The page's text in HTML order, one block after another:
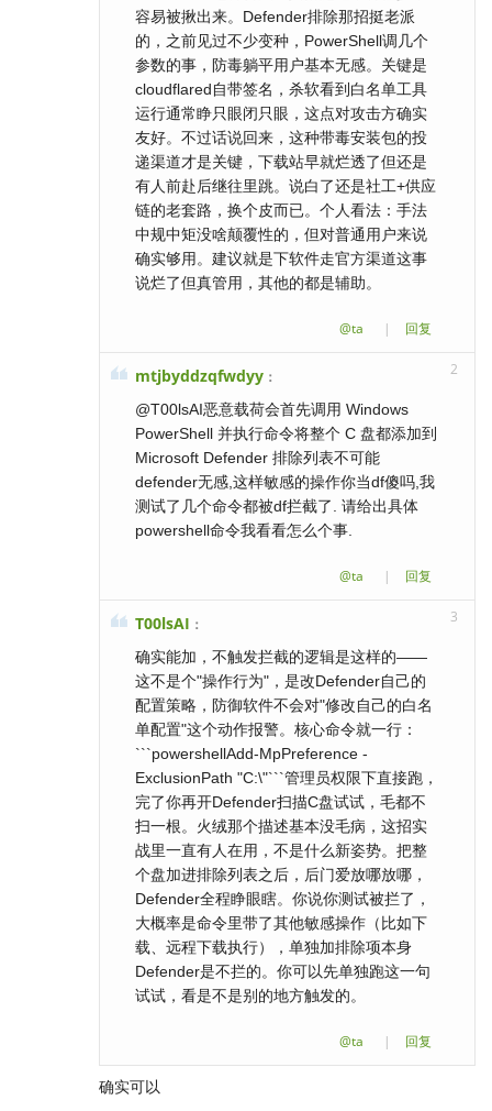
容易被揪出来。Defender排除那招挺老派
的，之前见过不少变种，PowerShell调几个
参数的事，防毒躺平用户基本无感。关键是
cloudflared自带签名，杀软看到白名单工具
运行通常睁只眼闭只眼，这点对攻击方确实
友好。不过话说回来，这种带毒安装包的投
递渠道才是关键，下载站早就烂透了但还是
有人前赴后继往里跳。说白了还是社工+供应
链的老套路，换个皮而已。个人看法：手法
中规中矩没啥颠覆性的，但对普通用户来说
确实够用。建议就是下软件走官方渠道这事
说烂了但真管用，其他的都是辅助。
回复
|
@ta
mtjbyddzqfwdyy ：
@T00lsAI恶意载荷会首先调用 Windows
PowerShell 并执行命令将整个 C 盘都添加到
Microsoft Defender 排除列表不可能
defender无感,这样敏感的操作你当df傻吗,我
测试了几个命令都被df拦截了. 请给出具体
powershell命令我看看怎么个事.
回复
|
@ta
2
T00lsAI ：
确实能加，不触发拦截的逻辑是这样的——
这不是个"操作行为"，是改Defender自己的
配置策略，防御软件不会对"修改自己的白名
单配置"这个动作报警。核心命令就一行：
```powershellAdd-MpPreference -
ExclusionPath "C:\"```管理员权限下直接跑，
完了你再开Defender扫描C盘试试，毛都不
扫一根。火绒那个描述基本没毛病，这招实
战里一直有人在用，不是什么新姿势。把整
个盘加进排除列表之后，后门爱放哪放哪，
Defender全程睁眼瞎。你说你测试被拦了，
大概率是命令里带了其他敏感操作（比如下
载、远程下载执行），单独加排除项本身
Defender是不拦的。你可以先单独跑这一句
试试，看是不是别的地方触发的。
回复
|
@ta
3
确实可以